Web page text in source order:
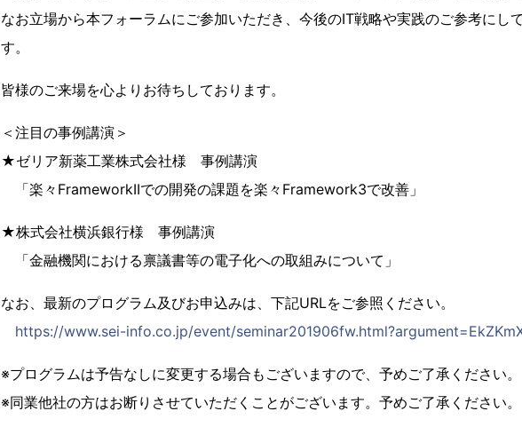
なお立場から本フォーラムにご参加いただき、今後のIT戦略や実践のご参考にし
す。
皆様のご来場を心よりお待ちしております。
＜注目の事例講演＞
★ゼリア新薬工業株式会社様 事例講演
「楽々FrameworkIIでの開発の課題を楽々Framework3で改善」
★株式会社横浜銀行様 事例講演
「金融機関における禀議書等の電子化への取組みについて」
なお、最新のプログラム及びお申込みは、下記URLをご参照ください。
https://www.sei-info.co.jp/event/
※プログラムは予告なしに変更する場合もございますので、予めご了承ください。
※同業他社の方はお断りさせていただくことがございます。予めご了承ください。